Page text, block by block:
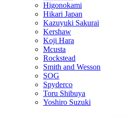
Higonokami
Hikari Japan
Kazuyuki Sakurai
Kershaw
Koji Hara
Mcusta
Rockstead
Smith and Wesson
SOG
Spyderco
Toru Shibuya
Yoshiro Suzuki